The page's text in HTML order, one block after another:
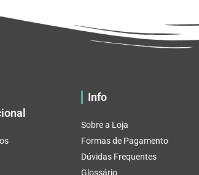
Info
Sobre a Loja
Formas de Pagamento
Dúvidas Frequentes
Glossário